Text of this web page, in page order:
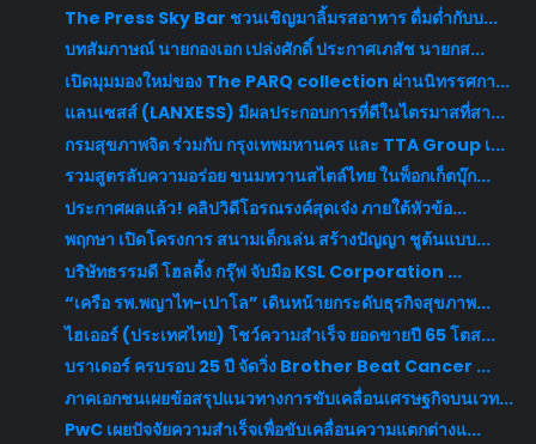
The Press Sky Bar ชวนเชิญมาลิ้มรสอาหาร ดื่มด่ำกับบ...
บทสัมภาษณ์ นายกองเอก เปล่งศักดิ์ ประกาศเภสัช นายกส...
เปิดมุมมองใหม่ของ The PARQ collection ผ่านนิทรรศกา...
แลนเซสส์ (LANXESS) มีผลประกอบการที่ดีในไตรมาสที่สา...
กรมสุขภาพจิต ร่วมกับ กรุงเทพมหานคร และ TTA Group เ...
รวมสูตรลับความอร่อย ขนมหวานสไตล์ไทย ในพ็อกเก็ตบุ๊ก...
ประกาศผลแล้ว! คลิปวิดีโอรณรงค์สุดเจ๋ง ภายใต้หัวข้อ...
พฤกษา เปิดโครงการ สนามเด็กเล่น สร้างปัญญา ชูต้นแบบ...
บริษัทธรรมดี โฮลดิ้ง กรุ๊ฟ จับมือ KSL Corporation ...
“เครือ รพ.พญาไท-เปาโล” เดินหน้ายกระดับธุรกิจสุขภาพ...
ไฮเออร์ (ประเทศไทย) โชว์ความสำเร็จ ยอดขายปี 65 โตส...
บราเดอร์ ครบรอบ 25 ปี จัดวิ่ง Brother Beat Cancer ...
ภาคเอกชนเผยข้อสรุปแนวทางการขับเคลื่อนเศรษฐกิจบนเวท...
PwC เผยปัจจัยความสำเร็จเพื่อขับเคลื่อนความแตกต่างแ...